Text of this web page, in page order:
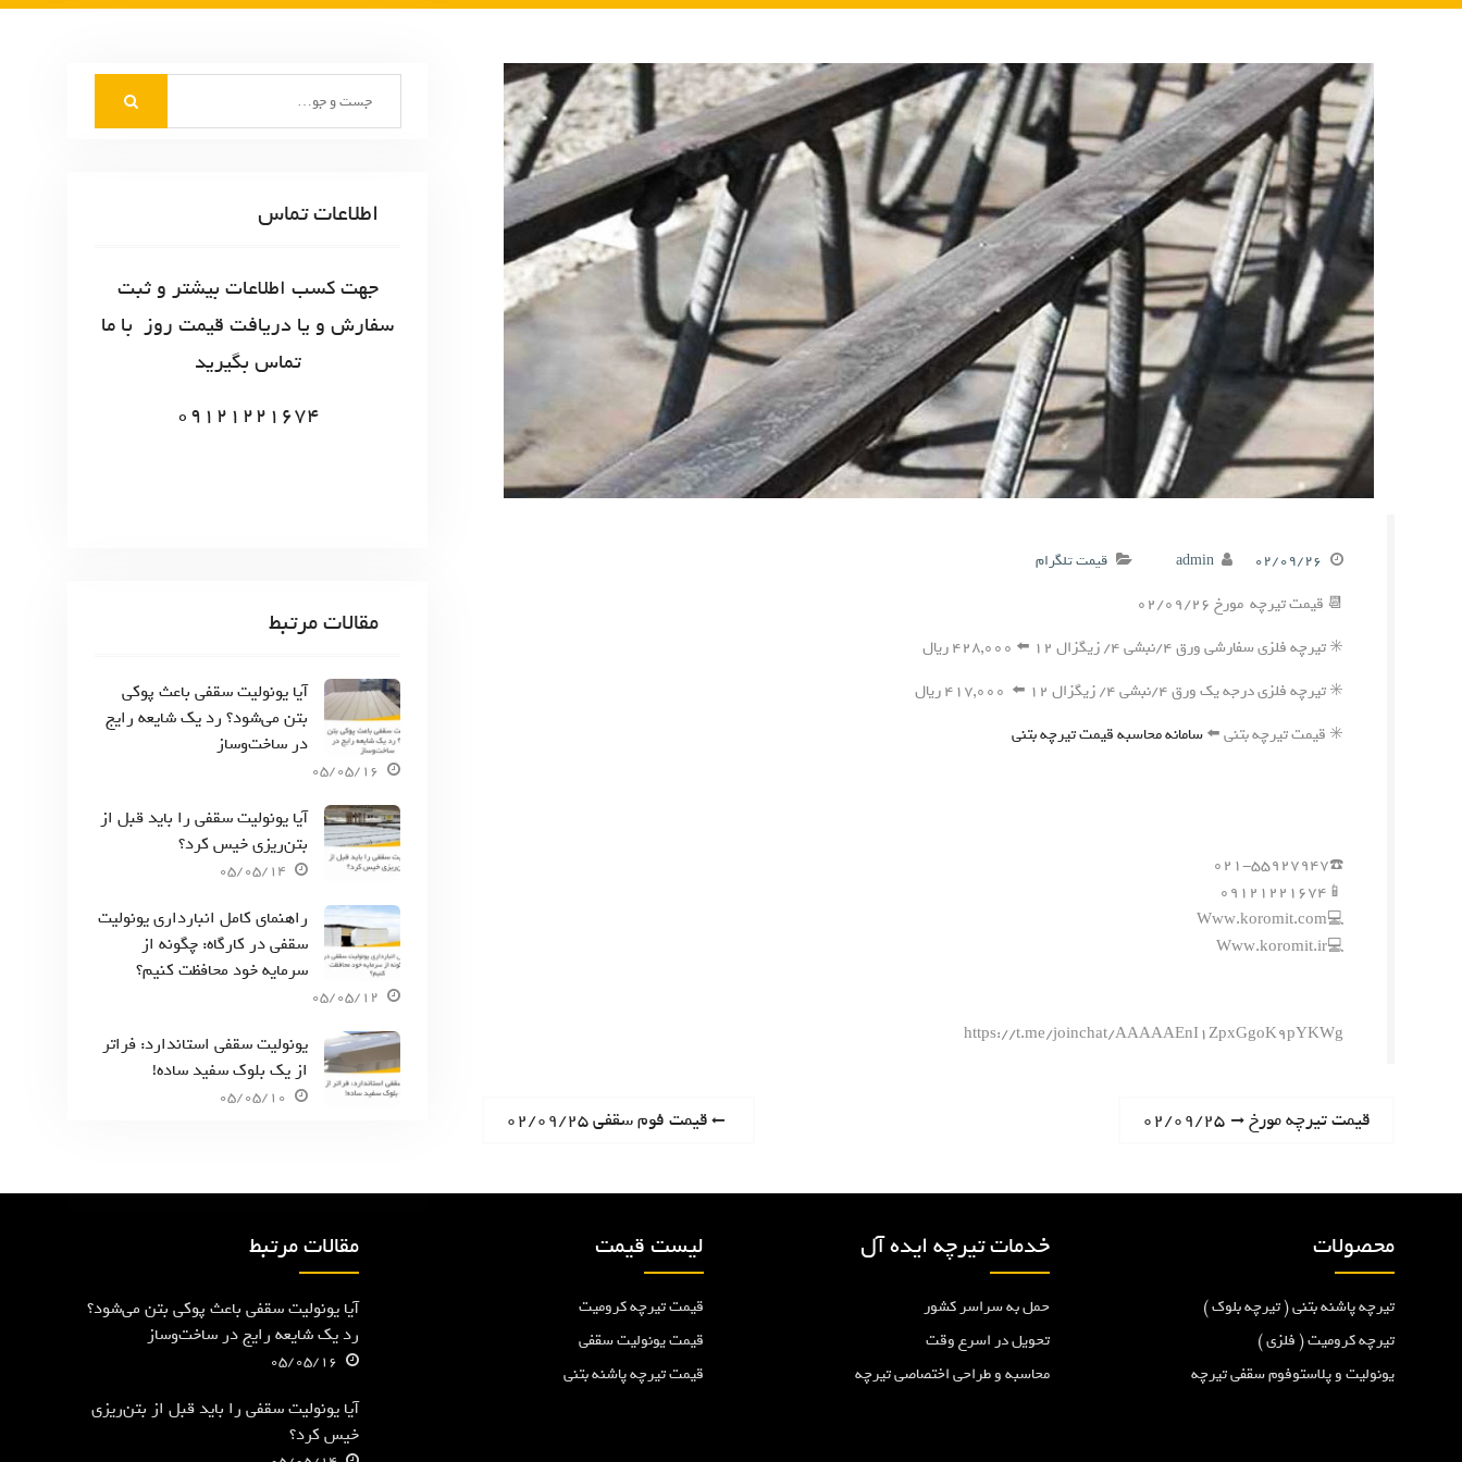
۰۲/۰۹/۲۶ admin قیمت تلگرام
📆 قیمت تیرچه مورخ ۰۲/۰۹/۲۶
✳️ تیرچه فلزی سفارشی ورق ۴/نبشی ۴/ زیگزال ۱۲ ⬅️ ۴۲۸,۰۰۰ ریال
✳️ تیرچه فلزی درجه یک ورق ۴/نبشی ۴/ زیگزال ۱۲ ⬅️ ۴۱۷,۰۰۰ ریال
✳️ قیمت تیرچه بتنی ⬅️سامانه محاسبه قیمت تیرچه بتنی
☎️۰۲۱-۵۵۹۲۷۹۴۷
📱۰۹۱۲۱۲۲۱۶۷۴
💻Www.koromit.com
💻Www.koromit.ir
https://t.me/joinchat/AAAAAEnI1ZpxGgoK9pYKWg
ه
ب
ر
P
v
o
u
s
p
o
قیمت فوم سقفی ۰۲/۰۹/۲۵
N
t
o
s
t
:
قیمت تیرچه مورخ ۰۲/۰۹/۲۵
اطلاعات تماس
جهت کسب اطلاعات بیشتر و ثبت
سفارش و یا دریافت قیمت روز با ما
تماس بگیرید
09121221674
مقالات مرتبط
آیا یونولیت سقفی باعث پوکی
بتن می‌شود؟ رد یک شایعه رایج
در ساخت‌وساز
05/05/16
آیا یونولیت سقفی را باید قبل از
بتن‌ریزی خیس کرد؟
05/05/14
راهنمای کامل انبارداری یونولیت
سقفی در کارگاه: چگونه از
سرمایه خود محافظت کنیم؟
05/05/12
یونولیت سقفی استاندارد: فراتر
از یک بلوک سفید ساده!
05/05/10
مقالات مرتبط
آیا یونولیت سقفی باعث پوکی بتن می‌شود؟
رد یک شایعه رایج در ساخت‌وساز
05/05/16
آیا یونولیت سقفی را باید قبل از بتن‌ریزی
خیس کرد؟
لیست قیمت
قیمت تیرچه کرومیت
قیمت یونولیت سقفی
قیمت تیرچه پاشنه بتنی
خدمات تیرچه ایده آل
حمل به سراسر کشور
تحویل در اسرع وقت
محاسبه و طراحی اختصاصی تیرچه
محصولات
تیرچه پاشنه بتنی ( تیرچه بلوک )
تیرچه کرومیت ( فلزی )
یونولیت و پلاستوفوم سقفی تیرچه